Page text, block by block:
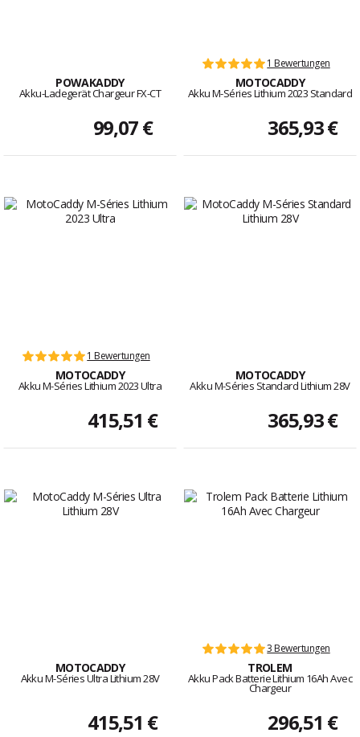
POWAKADDY
Akku-Ladegerät Chargeur FX-CT
99,07 €
1 Bewertungen
MOTOCADDY
Akku M-Séries Lithium 2023 Standard
365,93 €
1 Bewertungen
MOTOCADDY
Akku M-Séries Lithium 2023 Ultra
415,51 €
MOTOCADDY
Akku M-Séries Standard Lithium 28V
365,93 €
MOTOCADDY
Akku M-Séries Ultra Lithium 28V
415,51 €
3 Bewertungen
TROLEM
Akku Pack Batterie Lithium 16Ah Avec
Chargeur
296,51 €